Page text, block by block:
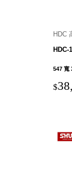
HDC
HDC-
547 寬
$